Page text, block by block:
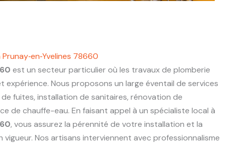
78660
est un secteur particulier où les travaux de plomberie
Nous proposons un large éventail de services
fuites, installation de sanitaires, rénovation de
de chauffe-eau. En faisant appel à un spécialiste local à
, vous assurez la pérennité de votre installation et la
Nos artisans interviennent avec professionnalisme